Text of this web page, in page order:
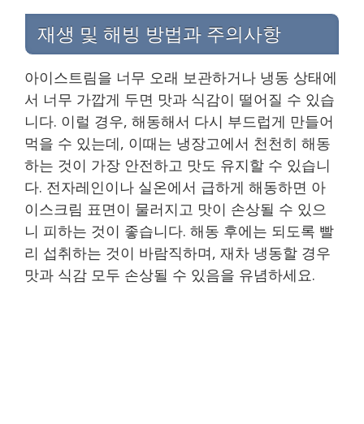
재생 및 해빙 방법과 주의사항
아이스트림을 너무 오래 보관하거나 냉동 상태에
서 너무 가깝게 두면 맛과 식감이 떨어질 수 있습
니다. 이럴 경우, 해동해서 다시 부드럽게 만들어
먹을 수 있는데, 이때는 냉장고에서 천천히 해동
하는 것이 가장 안전하고 맛도 유지할 수 있습니
다. 전자레인이나 실온에서 급하게 해동하면 아
이스크림 표면이 물러지고 맛이 손상될 수 있으
니 피하는 것이 좋습니다. 해동 후에는 되도록 빨
리 섭취하는 것이 바람직하며, 재차 냉동할 경우
맛과 식감 모두 손상될 수 있음을 유념하세요.